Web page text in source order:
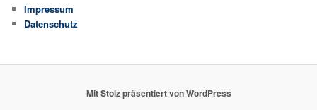
Impressum
Datenschutz
Mit Stolz präsentiert von WordPress